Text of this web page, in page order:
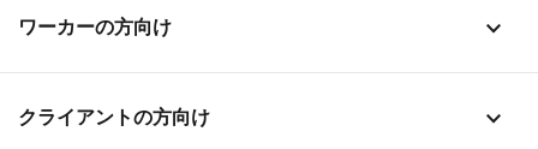
ワーカーの方向け stat_1
クライアントの方向け stat_1